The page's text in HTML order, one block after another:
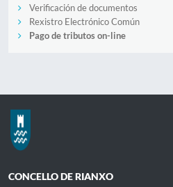
Verificación de documentos
Rexistro Electrónico Común
Pago de tributos on-line
CONCELLO DE RIANXO